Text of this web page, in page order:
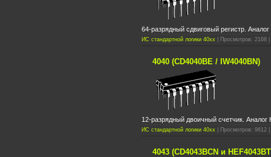
64-разрядный сдвиговый регистр.
ИС стандартной логики 40xx | Просмотров: 2168
4040 (CD4040BE / IW4040BN)
12-разрядный двоичный счетчик.
ИС стандартной логики 40xx | Просмотров: 9612
4043 (CD4043BCN и